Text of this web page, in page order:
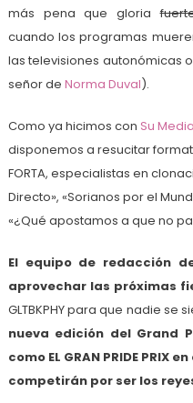
más pena que gloria
cuando los programas
las televisiones autonómicas
señor de Norma Duval).
Como ya hicimos con Su
disponemos a resucitar
FORTA, especialistas en
Directo», «Sorianos por el
«¿Qué apostamos a que no
El equipo de redacción
aprovechar las próximas
GLTBKPHY para que nadie se
nueva edición del Grand
como EL GRAN PRIDE PRIX
competirán por ser los